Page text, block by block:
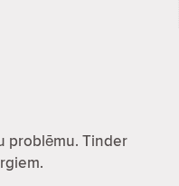
problēmu. Tinder